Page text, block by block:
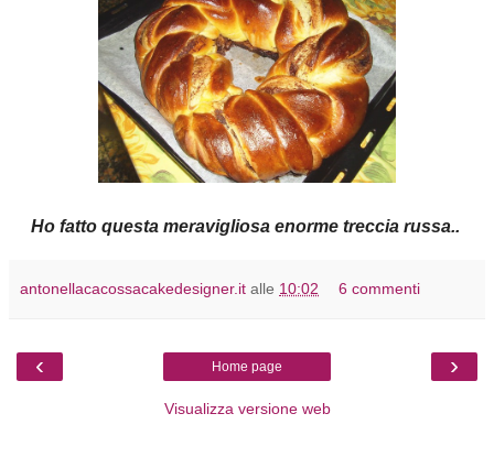
Ho fatto questa meravigliosa enorme treccia russa..
antonellacacossacakedesigner.it alle 10:02 6 commenti
‹ ›
Home page
Visualizza versione web